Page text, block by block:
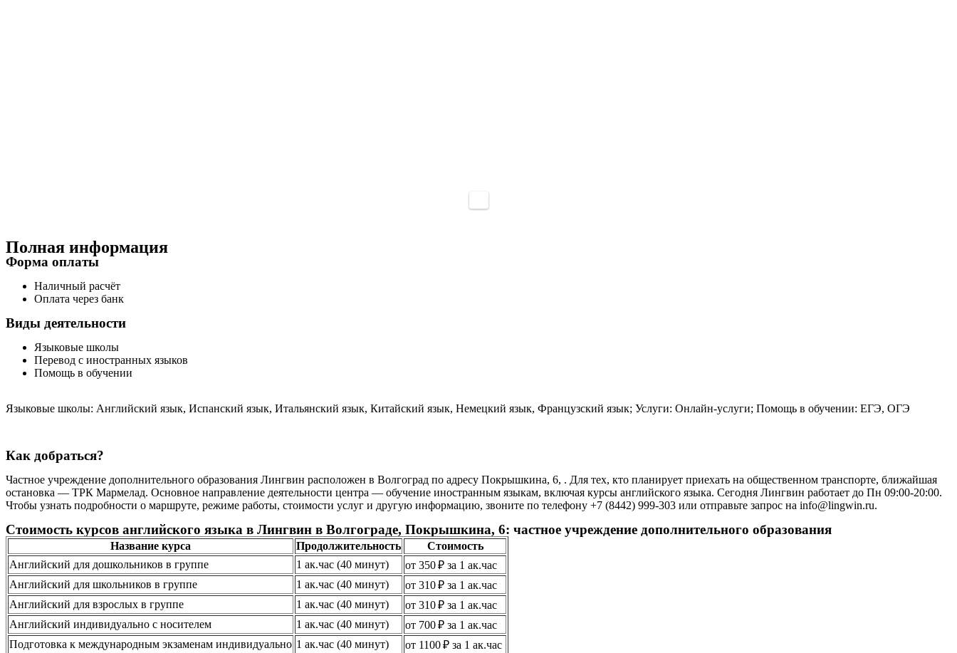
Полная информация
Форма оплаты
Наличный расчёт
Оплата через банк
Виды деятельности
Языковые школы
Перевод с иностранных языков
Помощь в обучении
Языковые школы: Английский язык, Испанский язык, Итальянский язык, Китайский язык, Немецкий язык, Французский язык; Услуги: Онлайн-услуги; Помощь в обучении: ЕГЭ, ОГЭ
Как добраться?
Частное учреждение дополнительного образования Лингвин расположен в Волгоград по адресу Покрышкина, 6, . Для тех, кто планирует приехать на общественном транспорте, ближайшая
остановка — ТРК Мармелад. Основное направление деятельности центра — обучение иностранным языкам, включая курсы английского языка. Сегодня Лингвин работает до Пн 09:00-20:00.
Чтобы узнать подробности о маршруте, режиме работы, стоимости услуг и другую информацию, звоните по телефону +7 (8442) 999-303 или отправьте запрос на info@lingwin.ru.
Стоимость курсов английского языка в Лингвин в Волгограде, Покрышкина, 6: частное учреждение дополнительного образования
Название курса Продолжительность
Стоимость
Английский для дошкольников в группе
1 ак.час (40 минут)
от 350 ₽ за 1 ак.час
Английский для школьников в группе
1 ак.час (40 минут)
от 310 ₽ за 1 ак.час
Английский для взрослых в группе
1 ак.час (40 минут)
от 310 ₽ за 1 ак.час
Английский индивидуально с носителем
1 ак.час (40 минут)
от 700 ₽ за 1 ак.час
Подготовка к международным экзаменам индивидуально 1 ак.час (40 минут) от 1100 ₽ за 1 ак.час